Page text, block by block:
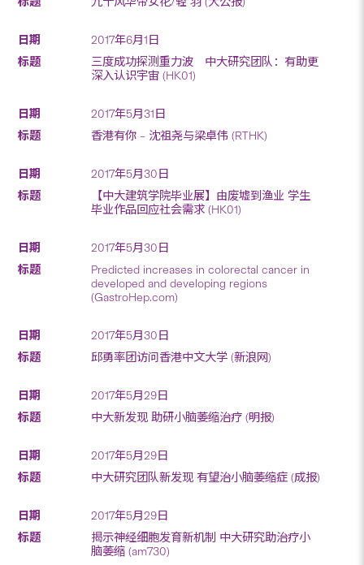
2017年6月1日
三度成功探测重力波 中大研究团队：有助更
深入认识宇宙 (HK01)
2017年5月31日
香港有你 – 沈祖尧与梁卓伟 (RTHK)
2017年5月30日
【中大建筑学院毕业展】由废墟到渔业 学生
毕业作品回应社会需求 (HK01)
2017年5月30日
Predicted increases in colorectal cancer in
developed and developing regions
(GastroHep.com)
2017年5月30日
邱勇率团访问香港中文大学 (新浪网)
2017年5月29日
中大新发现 助研小脑萎缩治疗 (明报)
2017年5月29日
中大研究团队新发现 有望治小脑萎缩症 (成报)
2017年5月29日
揭示神经细胞发育新机制 中大研究助治疗小
脑萎缩 (am730)